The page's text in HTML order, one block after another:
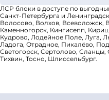
ЛСР блоки в доступе по
Санкт-Петербурга и
Волосово, Волхов, Всеволожск,
Каменногорск, Кингисепп,
Кудрово, Лодейное Поле, Луга,
Ладога, Отрадное, Пикалёво,
Светогорск, Сертолово,
Тихвин, Тосно, Шлиссельбург.